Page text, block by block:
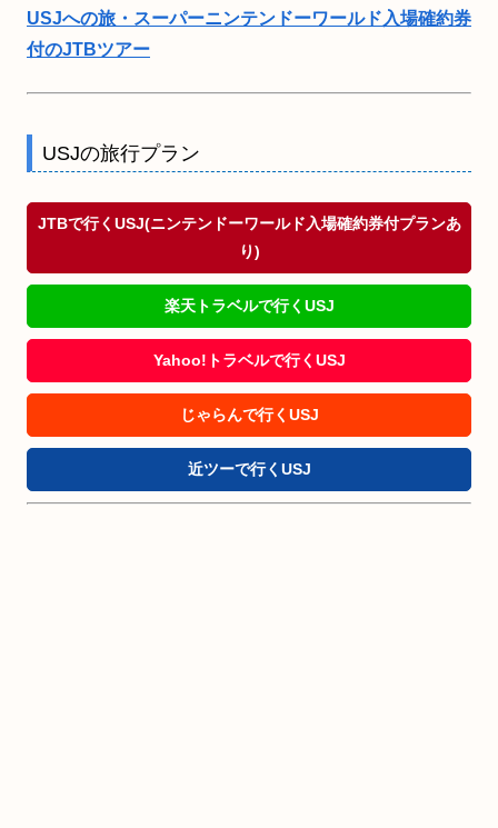
USJへの旅・スーパーニンテンドーワールド入場確約券
付のJTBツアー
USJの旅行プラン
JTBで行くUSJ(ニンテンドーワールド入場確約券付プランあ
り)
楽天トラベルで行くUSJ
Yahoo!トラベルで行くUSJ
じゃらんで行くUSJ
近ツーで行くUSJ